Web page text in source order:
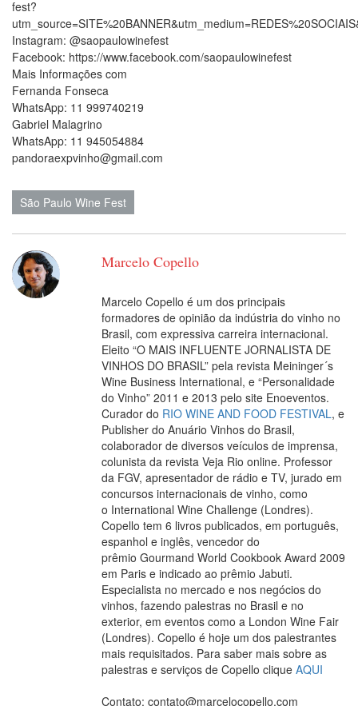
fest?
Instagram: @saopaulowinefest
Facebook: https://www.facebook.com/saopaulowinefest
Mais Informações com
Fernanda Fonseca
WhatsApp: 11 999740219
Gabriel Malagrino
WhatsApp: 11 945054884
pandoraexpvinho@gmail.com
São Paulo Wine Fest
Marcelo Copello
Marcelo Copello é um dos principais
formadores de opinião da indústria do vinho no
Brasil, com expressiva carreira internacional.
Eleito “O MAIS INFLUENTE JORNALISTA DE
VINHOS DO BRASIL” pela revista Meininger´s
Wine Business International, e “Personalidade
do Vinho” 2011 e 2013 pelo site Enoeventos.
Curador do RIO WINE AND FOOD FESTIVAL, e
Publisher do Anuário Vinhos do Brasil,
colaborador de diversos veículos de imprensa,
colunista da revista Veja Rio online. Professor
da FGV, apresentador de rádio e TV, jurado em
concursos internacionais de vinho, como
o International Wine Challenge (Londres).
Copello tem 6 livros publicados, em português,
espanhol e inglês, vencedor do
prêmio Gourmand World Cookbook Award 2009
em Paris e indicado ao prêmio Jabuti.
Especialista no mercado e nos negócios do
vinhos, fazendo palestras no Brasil e no
exterior, em eventos como a London Wine Fair
(Londres). Copello é hoje um dos palestrantes
mais requisitados. Para saber mais sobre as
palestras e serviços de Copello clique AQUI
Contato: contato@marcelocopello.com